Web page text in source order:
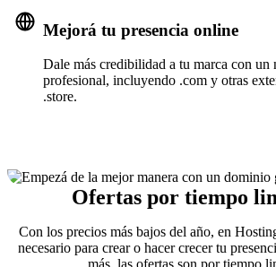
Mejorá tu presencia online
Dale más credibilidad a tu marca con un
profesional, incluyendo .com y otras
.store.
Ofertas por tiempo
Con los precios más bajos del año, en
necesario para crear o hacer crecer tu